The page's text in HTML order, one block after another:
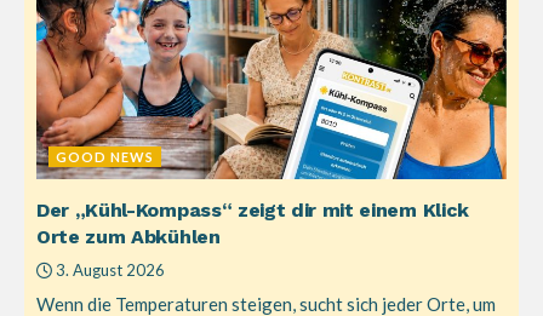
GOOD NEWS
Der „Kühl-Kompass“ zeigt dir mit einem Klick
Orte zum Abkühlen
3. August 2026
Wenn die Temperaturen steigen, sucht sich jeder Orte, um